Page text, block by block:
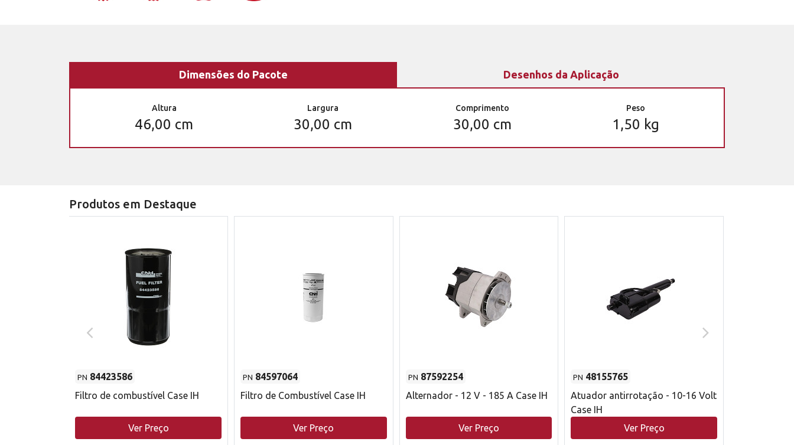
Dimensões do Pacote Desenhos da Aplicação
Altura
46,00 cm
Largura
30,00 cm
Comprimento
30,00 cm
Peso
1,50 kg
Produtos em Destaque
PN 84423586
Filtro de combustível Case IH
Ver Preço
PN 84597064
Filtro de Combustível Case IH
Ver Preço
PN 87592254
Alternador - 12 V - 185 A Case IH
Ver Preço
PN 48155765
Atuador antirrotação - 10-16 Volt
Case IH
Ver Preço